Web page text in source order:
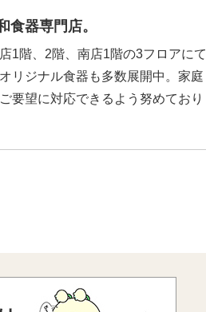
食器専門店。
1階、2階、南店1階の3フロアにて
リジナル食器も多数展開中。家庭
要望に対応できるよう努めており